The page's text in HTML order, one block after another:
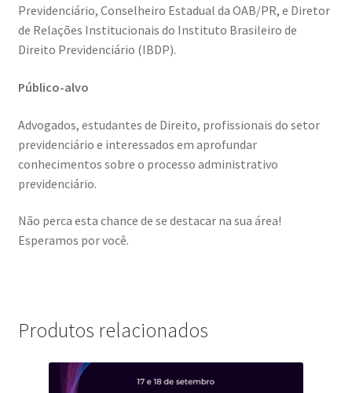
Previdenciário, Conselheiro Estadual da OAB/PR, e Diretor
de Relações Institucionais do Instituto Brasileiro de
Direito Previdenciário (IBDP).
Público-alvo
Advogados, estudantes de Direito, profissionais do setor
previdenciário e interessados em aprofundar
conhecimentos sobre o processo administrativo
previdenciário.
Não perca esta chance de se destacar na sua área!
Esperamos por você.
Produtos relacionados